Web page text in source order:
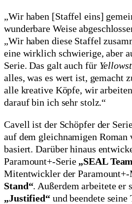
„Wir haben [Staffel eins]
wunderbare Weise
„Wir haben diese Staffel
eine wirklich schwierige, aber
Serie. Das galt auch für
alles, was es wert ist, gemacht
alle kreative Köpfe, wir
darauf bin ich sehr stolz.“
Cavell ist der Schöpfer der
auf dem gleichnamigen Roman
basiert. Darüber hinaus
Paramount+-Serie „SEAL
Mitentwickler der
Stand“. Außerdem arbeitete er
„Justified“und beendete